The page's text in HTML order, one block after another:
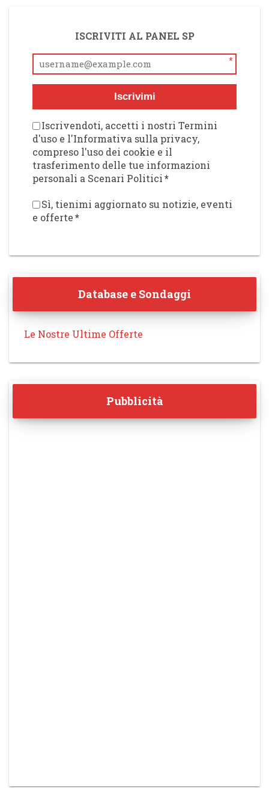
ISCRIVITI AL PANEL SP
*
Iscrivimi
Iscrivendoti, accetti i nostri Termini
d'uso e l'Informativa sulla privacy,
compreso l'uso dei cookie e il
trasferimento delle tue informazioni
personali a Scenari Politici*
Sì, tienimi aggiornato su notizie, eventi
e offerte*
Database e Sondaggi
Le Nostre Ultime Offerte
Pubblicità